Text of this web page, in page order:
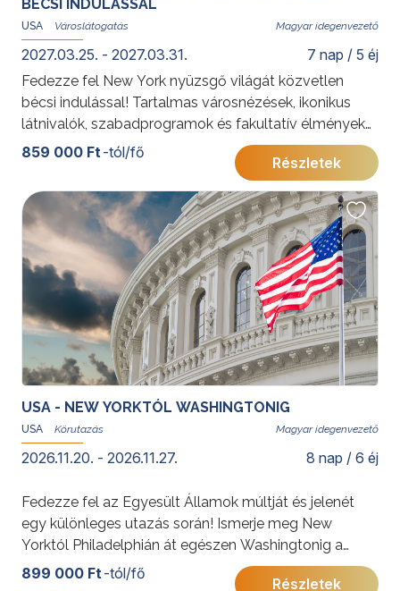
BÉCSI INDULÁSSAL
USA Magyar idegenvezető
2027.03.25. - 2027.03.31. 7 nap / 5 éj
Fedezze fel New York nyüzsgő világát közvetlen
bécsi indulással! Tartalmas városnézések, ikonikus
látnivalók, szabadprogramok és fakultatív élmények
várják Önt az „álmok városában”.
További érdekességekért az Amerikai Egyesült
Államokról kattintson ide.
Az ajánlat budapesti indulással is elérhető:New York -
a város, ami soha nem alszik
859 000 Ft -tól/fő
Részletek
USA - NEW YORKTÓL WASHINGTONIG
USA Magyar idegenvezető
2026.11.20. - 2026.11.27. 8 nap / 6 éj
Fedezze fel az Egyesült Államok múltját és jelenét
egy különleges utazás során! Ismerje meg New
Yorktól Philadelphián át egészen Washingtonig a
keleti partvidék történelmileg legjelentősebbnek
számító három nagyvárosát! Utazásunk végigvezet
899 000 Ft -tól/fő
Részletek